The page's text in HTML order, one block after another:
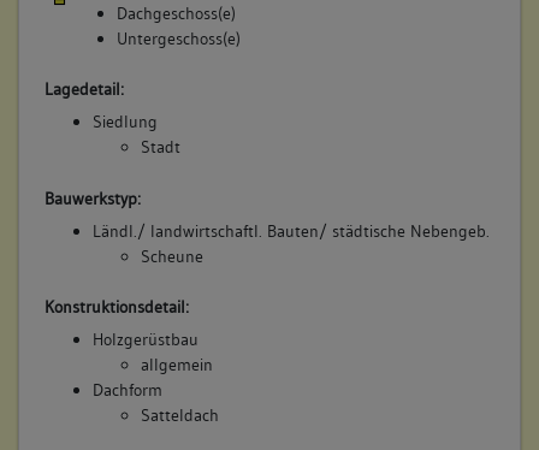
Dachgeschoss(e)
Untergeschoss(e)
Lagedetail:
Siedlung
Stadt
Bauwerkstyp:
Ländl./ landwirtschaftl. Bauten/ städtische Nebengeb.
Scheune
Konstruktionsdetail:
Holzgerüstbau
allgemein
Dachform
Satteldach